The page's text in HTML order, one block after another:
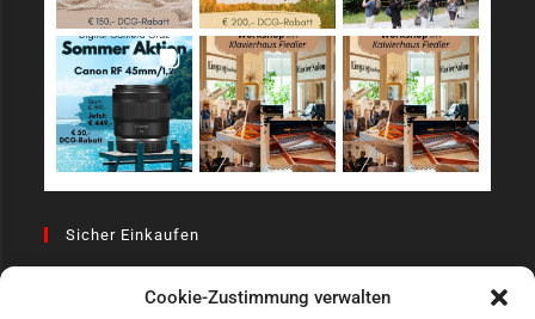
Cookie-Zustimmung verwalten
Sicher Einkaufen